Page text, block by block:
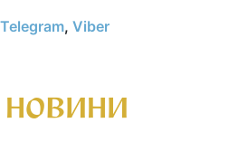
Telegram, Viber